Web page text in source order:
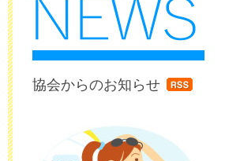
協会からのお知らせ